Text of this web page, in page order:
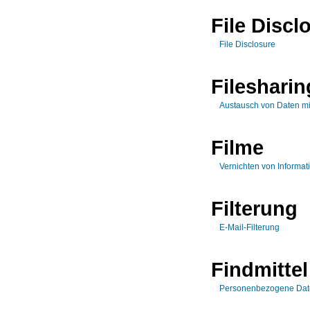
File
File Disclosure
Austausch von Daten
Filme
Vernichten von
Filterung
E-Mail-Filterung
Findmittel
Personenbezogene